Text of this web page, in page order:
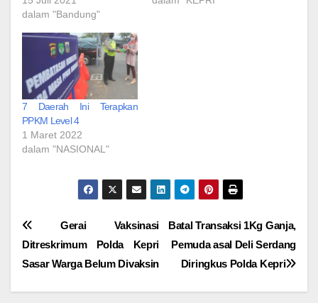
dalam "Bandung"
7 Daerah Ini Terapkan
PPKM Level 4
1 Maret 2022
dalam "NASIONAL"
Navigasi
pos
Batal Transaksi 1Kg Ganja,
Pemuda asal Deli Serdang
Diringkus Polda Kepri
Gerai Vaksinasi
Ditreskrimum Polda Kepri
Sasar Warga Belum Divaksin